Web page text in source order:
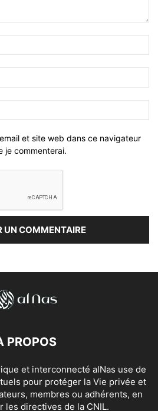
et site web dans ce navigateur
je commenterai.
PROPOS
et interconnecté alNas use de
pour protéger la Vie privée et
membres ou adhérents, en
les directives de la CNIL.